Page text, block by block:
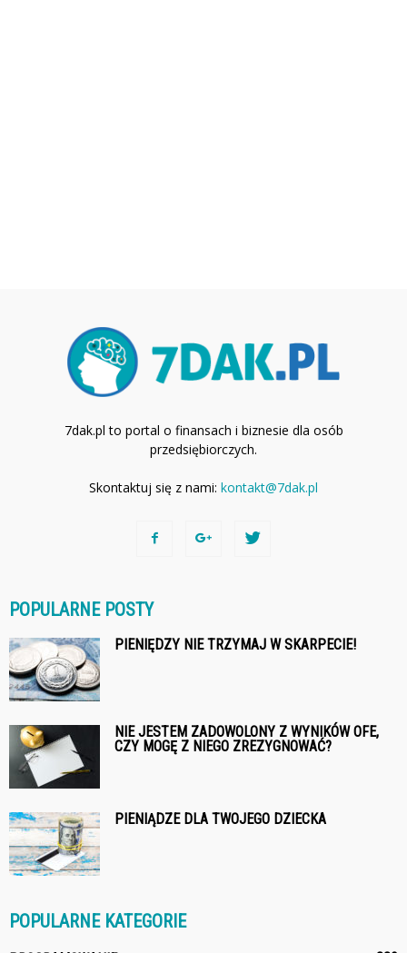
7dak.pl to portal o finansach i biznesie dla osób
przedsiębiorczych.
Skontaktuj się z nami: kontakt@7dak.pl
POPULARNE POSTY
PIENIĘDZY NIE TRZYMAJ W SKARPECIE!
NIE JESTEM ZADOWOLONY Z WYNIKÓW OFE,
CZY MOGĘ Z NIEGO ZREZYGNOWAĆ?
PIENIĄDZE DLA TWOJEGO DZIECKA
POPULARNE KATEGORIE